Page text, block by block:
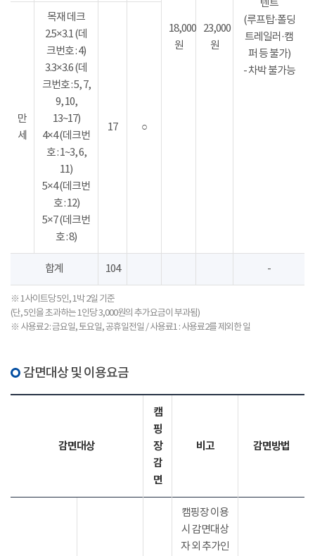
18,000
원
23,000
원
텐트
(루프탑·폴딩
트레일러·캠
퍼 등 불가)
- 차박 불가능
만
세
목재 데크
2.5×3.1 (데
크번호 : 4)
3.3×3.6 (데
크번호 : 5, 7,
9, 10,
13~17)
4×4 (데크번
호 : 1~3, 6,
11)
5×4 (데크번
호 : 12)
5×7 (데크번
호 : 8)
17 ○
합계 104 -
※ 1사이트당 5인, 1박 2일 기준
(단, 5인을 초과하는 1인당 3,000원의 추가요금이 부과됨)
※ 사용료2 : 금요일, 토요일, 공휴일전일 / 사용료1 : 사용료2를 제외한 일
감면대상 및 이용요금
감면대상
캠
핑
장
감
면
비고 감면방법
캠핑장 이용
시 감면대상
자 외 추가인